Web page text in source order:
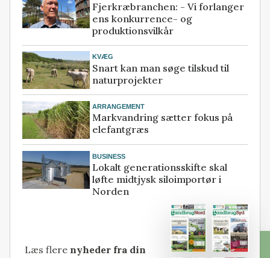
Fjerkræbranchen: - Vi forlanger
ens konkurrence- og
produktionsvilkår
KVÆG
Snart kan man søge tilskud til
naturprojekter
ARRANGEMENT
Markvandring sætter fokus på
elefantgræs
BUSINESS
Lokalt generationsskifte skal
løfte midtjysk siloimportør i
Norden
Læs flere nyheder fra din